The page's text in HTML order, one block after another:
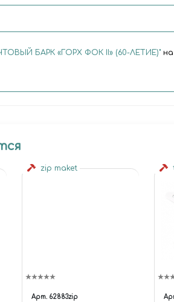
БАРК «ГОРХ ФОК II» (60-ЛЕТИЕ)" на
zip maket
Арт. 62883zip